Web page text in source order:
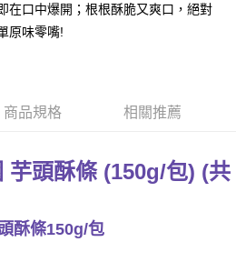
卡、不需儲值。
證，即可結帳。
享後付」後，將跳轉至「AFTEE先享後付」
額後，即可完成結帳。
付款，方視為交易完成。
立刻繳費，但若您需要取消訂單，請聯絡
消之訂單仍視為有效，需透過AFTEE先享
後付 」之結帳頁面顯示為準，若有關於
以上)免運費
以上)免運費
在口中爆開；根根酥脆又爽口，絕對
原味零嘴!
商品規格 相關推薦
芋頭酥條 (150g/包) (共
酥條150g/包